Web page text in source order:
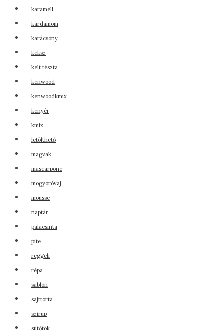
karamell
kardamom
karácsony
keksz
kelt tészta
kenwood
kenwoodkmix
kenyér
kmix
letölthető
magvak
mascarpone
mogyoróvaj
mousse
naptár
palacsinta
pite
reggeli
répa
sablon
sajttorta
szirup
sütőtök